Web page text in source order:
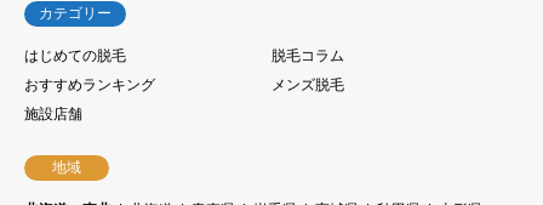
カテゴリー
はじめての脱毛
脱毛コラム
おすすめランキング
メンズ脱毛
施設店舗
地域